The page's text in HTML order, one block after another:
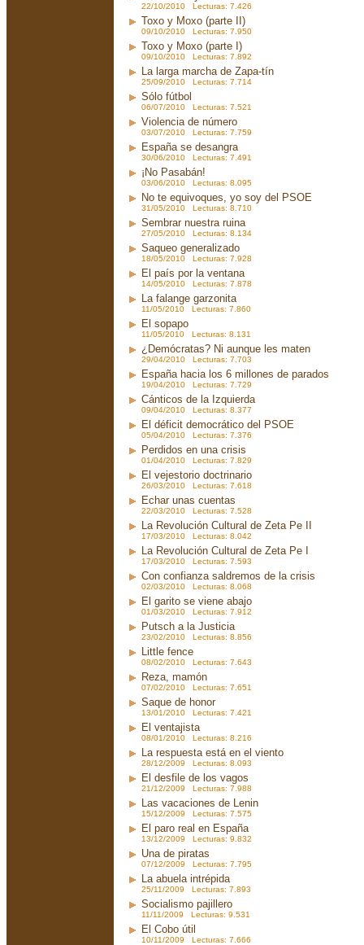
22/10/2010 Lecturas: 7.426
Toxo y Moxo (parte II)
09/10/2010 Lecturas: 7.950
Toxo y Moxo (parte I)
09/10/2010 Lecturas: 7.892
La larga marcha de Zapa-tín
25/09/2010 Lecturas: 7.714
Sólo fútbol
06/07/2010 Lecturas: 7.521
Violencia de número
03/07/2010 Lecturas: 7.759
España se desangra
30/06/2010 Lecturas: 7.491
¡No Pasabán!
03/06/2010 Lecturas: 8.095
No te equivoques, yo soy del PSOE
31/05/2010 Lecturas: 8.710
Sembrar nuestra ruina
27/05/2010 Lecturas: 8.134
Saqueo generalizado
18/05/2010 Lecturas: 7.928
El país por la ventana
14/05/2010 Lecturas: 7.878
La falange garzonita
11/05/2010 Lecturas: 7.860
El sopapo
11/05/2010 Lecturas: 8.131
¿Demócratas? Ni aunque les maten
29/04/2010 Lecturas: 7.703
España hacia los 6 millones de parados
19/04/2010 Lecturas: 7.729
Cánticos de la Izquierda
09/04/2010 Lecturas: 8.377
El déficit democrático del PSOE
05/04/2010 Lecturas: 7.376
Perdidos en una crisis
01/04/2010 Lecturas: 7.829
El vejestorio doctrinario
26/03/2010 Lecturas: 7.618
Echar unas cuentas
22/03/2010 Lecturas: 7.528
La Revolución Cultural de Zeta Pe II
17/03/2010 Lecturas: 8.042
La Revolución Cultural de Zeta Pe I
17/03/2010 Lecturas: 7.593
Con confianza saldremos de la crisis
02/03/2010 Lecturas: 8.068
El garito se viene abajo
01/03/2010 Lecturas: 7.912
Putsch a la Justicia
23/02/2010 Lecturas: 8.856
Little fence
08/02/2010 Lecturas: 7.643
Reza, mamón
07/02/2010 Lecturas: 7.651
Saque de honor
13/01/2010 Lecturas: 7.421
El ventajista
08/01/2010 Lecturas: 8.216
La respuesta está en el viento
28/12/2009 Lecturas: 8.093
El desfile de los vagos
21/12/2009 Lecturas: 7.988
Las vacaciones de Lenin
15/12/2009 Lecturas: 7.575
El paro real en España
13/12/2009 Lecturas: 9.832
Una de piratas
07/12/2009 Lecturas: 7.795
La abuela intrépida
25/11/2009 Lecturas: 7.893
Socialismo pajillero
11/11/2009 Lecturas: 9.531
El Cobo útil
10/11/2009 Lecturas: 7.666